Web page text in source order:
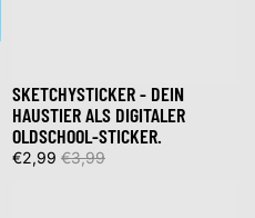
Sale
SKETCHYSTICKER - DEIN
HAUSTIER ALS DIGITALER
OLDSCHOOL-STICKER.
€2,99 €3,99